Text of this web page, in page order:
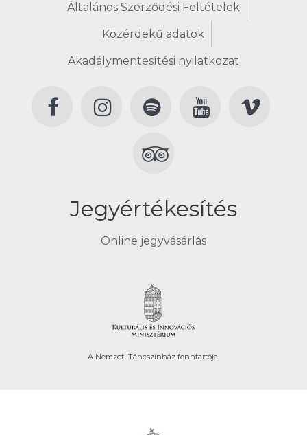
Általános Szerződési Feltételek
Közérdekű adatok
Akadálymentesítési nyilatkozat
Jegyértékesítés
Online jegyvásárlás
A Nemzeti Táncszínház fenntartója.